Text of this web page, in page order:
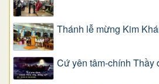
Thánh lễ mừng Kim
Cứ yên tâm-chính Thầy